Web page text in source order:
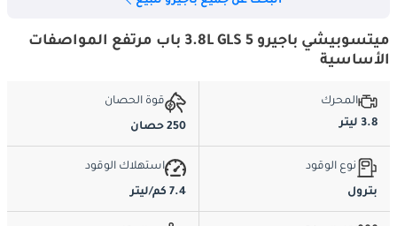
ميتسوبيشي باجيرو 3.8L GLS 5 باب مرتفع المواصفات
الأساسية
المحرك
3.8 ليتر
قوة الحصان
250 حصان
نوع الوقود
بترول
استهلاك الوقود
7.4 كم/ليتر